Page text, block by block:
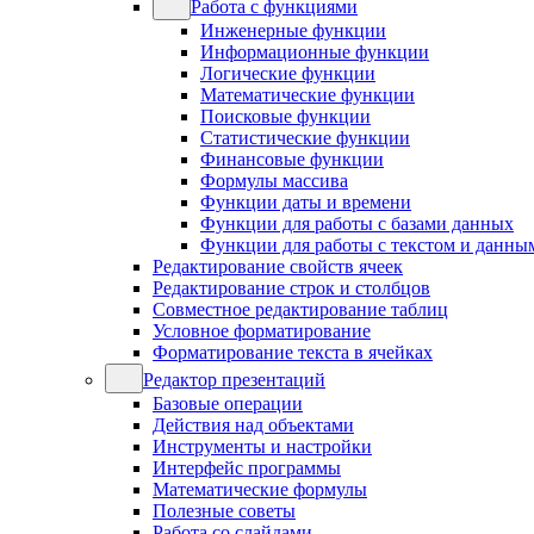
Работа с функциями
Инженерные функции
Информационные функции
Логические функции
Математические функции
Поисковые функции
Статистические функции
Финансовые функции
Формулы массива
Функции даты и времени
Функции для работы с базами данных
Функции для работы с текстом и
Редактирование свойств ячеек
Редактирование строк и столбцов
Совместное редактирование таблиц
Условное форматирование
Форматирование текста в ячейках
Редактор презентаций
Базовые операции
Действия над объектами
Инструменты и настройки
Интерфейс программы
Математические формулы
Полезные советы